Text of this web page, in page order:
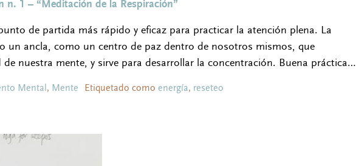
n. 1 – “Meditación de la Respiración”
de partida más rápido y eficaz para practicar la atención plena. La
un ancla, como un centro de paz dentro de nosotros mismos, que
nuestra mente, y sirve para desarrollar la concentración. Buena práctica…
Mental , Mente Etiquetado como energía, reseteo